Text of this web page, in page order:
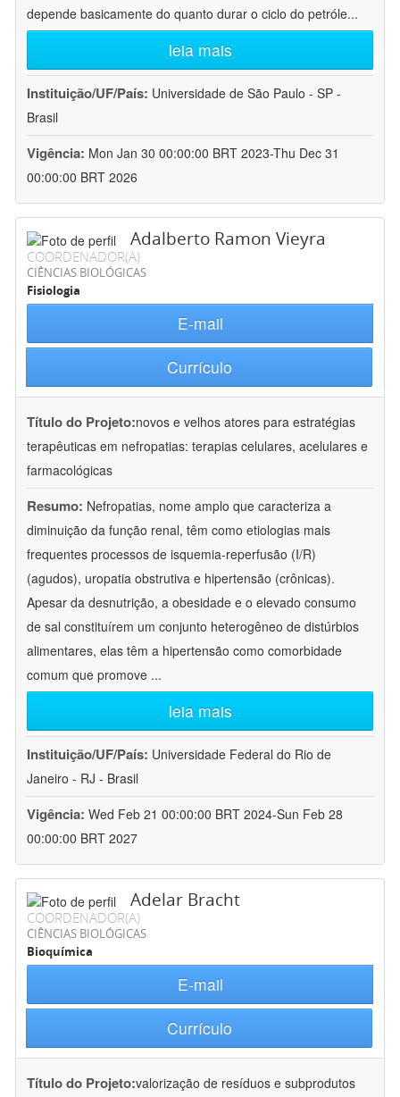
depende basicamente do quanto durar o ciclo do petróle...
leia mais
Instituição/UF/País: Universidade de São Paulo - SP -
Brasil
Vigência: Mon Jan 30 00:00:00 BRT 2023-Thu Dec 31
00:00:00 BRT 2026
Adalberto Ramon Vieyra
COORDENADOR(A)
CIÊNCIAS BIOLÓGICAS
Fisiologia
E-mail
Currículo
Título do Projeto:novos e velhos atores para estratégias
terapêuticas em nefropatias: terapias celulares, acelulares e
farmacológicas
Resumo: Nefropatias, nome amplo que caracteriza a
diminuição da função renal, têm como etiologias mais
frequentes processos de isquemia-reperfusão (I/R)
(agudos), uropatia obstrutiva e hipertensão (crônicas).
Apesar da desnutrição, a obesidade e o elevado consumo
de sal constituírem um conjunto heterogêneo de distúrbios
alimentares, elas têm a hipertensão como comorbidade
comum que promove ...
leia mais
Instituição/UF/País: Universidade Federal do Rio de
Janeiro - RJ - Brasil
Vigência: Wed Feb 21 00:00:00 BRT 2024-Sun Feb 28
00:00:00 BRT 2027
Adelar Bracht
COORDENADOR(A)
CIÊNCIAS BIOLÓGICAS
Bioquímica
E-mail
Currículo
Título do Projeto:valorização de resíduos e subprodutos